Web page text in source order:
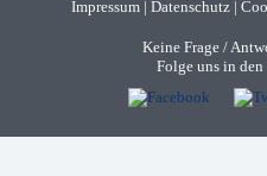
Impressum | Datenschutz |
Keine Frage /
Folge uns in